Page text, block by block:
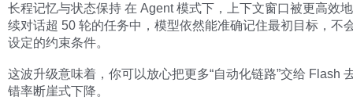
长程记忆与状态保持 在 Agent 模式下，上下文窗口被更高效
续对话超 50 轮的任务中，模型依然能准确记住最初目标，不
设定的约束条件。
这波升级意味着，你可以放心把更多“自动化链路”交给 Flash
错率断崖式下降。